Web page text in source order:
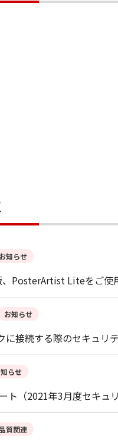
お知らせ
PosterArtist Liteをご使
お知らせ
に接続する際のセキュリ
らせ
ト（2021年3月度セキュ
質関連